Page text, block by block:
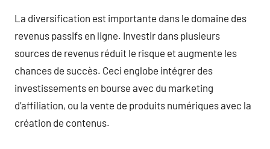
La diversification est importante dans le domaine des
revenus passifs en ligne. Investir dans plusieurs
sources de revenus réduit le risque et augmente les
chances de succès. Ceci englobe intégrer des
investissements en bourse avec du marketing
d’affiliation, ou la vente de produits numériques avec la
création de contenus.